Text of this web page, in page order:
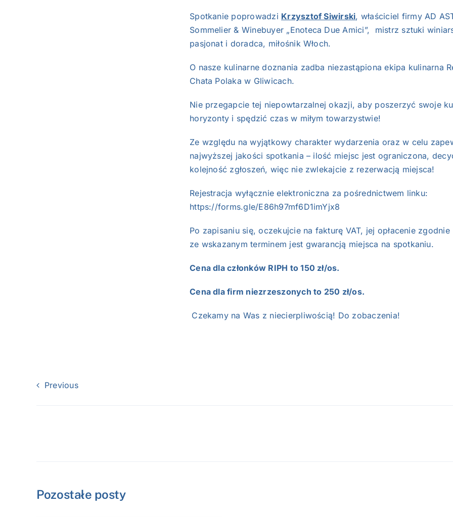
Spotkanie poprowadzi Krzysztof Siwirski, właściciel firmy AD
Sommelier & Winebuyer „Enoteca Due Amici”, mistrz sztuki
pasjonat i doradca, miłośnik Włoch.
O nasze kulinarne doznania zadba niezastąpiona ekipa kulinarna
Chata Polaka w Gliwicach.
Nie przegapcie tej niepowtarzalnej okazji, aby poszerzyć swoje
horyzonty i spędzić czas w miłym towarzystwie!
Ze względu na wyjątkowy charakter wydarzenia oraz w celu
najwyższej jakości spotkania – ilość miejsc jest ograniczona,
kolejność zgłoszeń, więc nie zwlekajcie z rezerwacją miejsca!
Rejestracja wyłącznie elektroniczna za pośrednictwem linku:
https://forms.gle/E86h97mf6D1imYjx8
Po zapisaniu się, oczekujcie na fakturę VAT, jej opłacenie zgodnie
ze wskazanym terminem jest gwarancją miejsca na spotkaniu.
Cena dla członków RIPH to 150 zł/os.
Cena dla firm niezrzeszonych to 250 zł/os.
Czekamy na Was z niecierpliwością! Do zobaczenia!
Previous
Pozostałe posty